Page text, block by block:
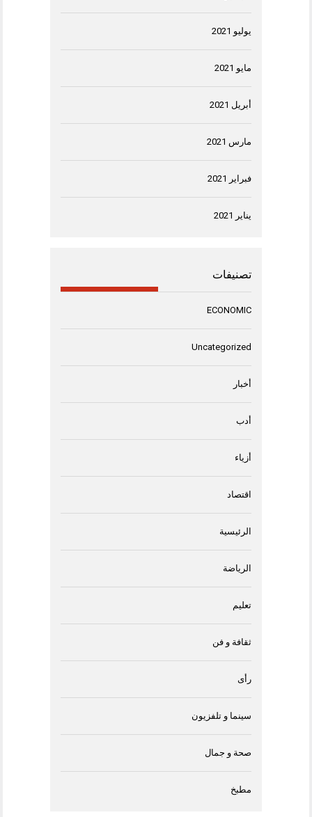
يوليو 2021
مايو 2021
أبريل 2021
مارس 2021
فبراير 2021
يناير 2021
تصنيفات
ECONOMIC
Uncategorized
أخبار
أدب
أزياء
اقتصاد
الرئيسية
الرياضة
تعليم
ثقافة و فن
رأى
سينما و تلفزيون
صحة و جمال
مطبخ